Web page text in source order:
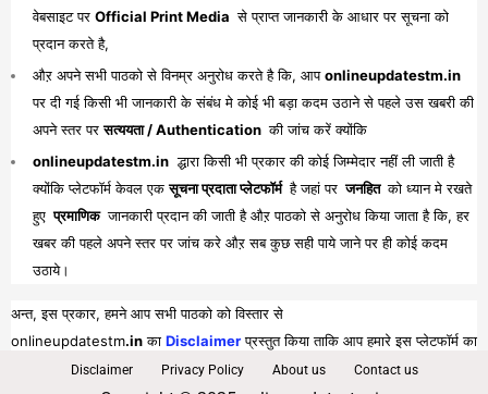
वेबसाइट पर Official Print Media से प्राप्त जानकारी के आधार पर सूचना को
प्रदान करते है,
औऱ अपने सभी पाठको से विनम्र अनुरोध करते है कि, आपonlineupdatestm.in
पर दी गई किसी भी जानकारी के संबंध मे कोई भी बड़ा कदम उठाने से पहले उस खबरी की
अपने स्तर परसत्ययता / Authentication की जांच करें क्योंकि
onlineupdatestm.in द्धारा किसी भी प्रकार की कोई जिम्मेदार नहीं ली जाती है
क्योंकि प्लेटफॉर्म केवल एकसूचना प्रदाता प्लेटफॉर्म है जहां पर जनहित को ध्यान मे रखते
हुए प्रमाणिक जानकारी प्रदान की जाती है औऱ पाठको से अनुरोध किया जाता है कि, हर
खबर की पहले अपने स्तर पर जांच करे औऱ सब कुछ सही पाये जाने पर ही कोई कदम
उठाये।
अन्त, इस प्रकार, हमने आप सभी पाठको को विस्तार से
onlineupdatestm.inका Disclaimerप्रस्तुत किया ताकि आप हमारे इस प्लेटफॉर्म का
पूरा व भरपूर लाभ प्राप्त कर सकें।
Disclaimer Privacy Policy About us Contact us